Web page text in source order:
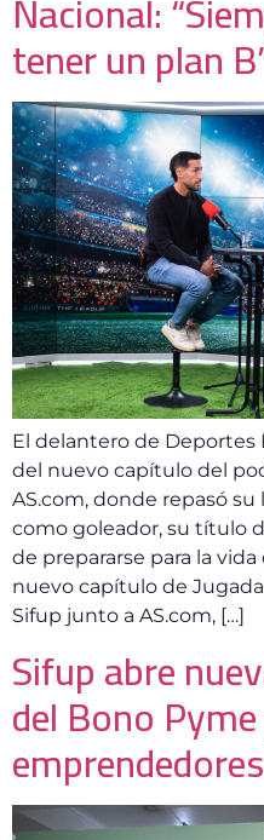
tener un plan
El delantero de
del nuevo capítulo del
AS.com, donde repasó su
como goleador, su título
de prepararse para la
nuevo capítulo de
Sifup junto a AS.com, […]
Sifup abre
del Bono
emprendedores